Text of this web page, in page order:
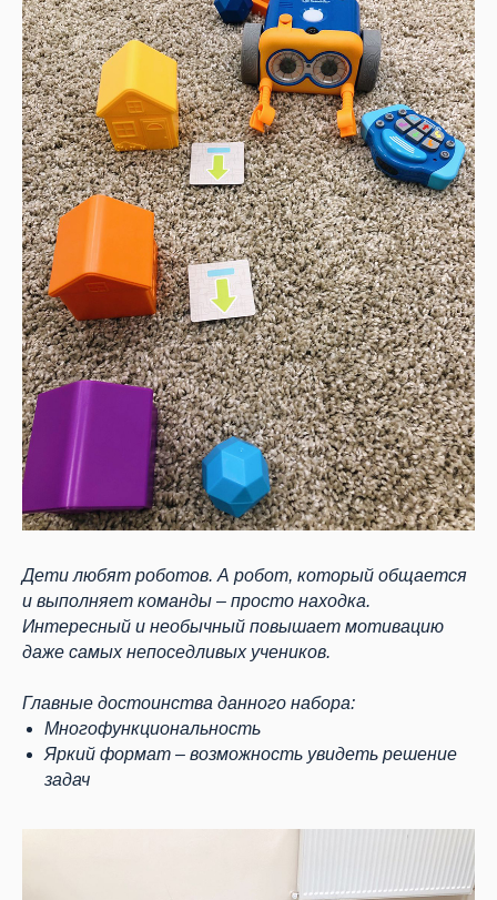
Дети любят роботов. А робот, который общается
и выполняет команды – просто находка.
Интересный и необычный повышает мотивацию
даже самых непоседливых учеников.
Главные достоинства данного набора:
Многофункциональность
Яркий формат – возможность увидеть решение
задач